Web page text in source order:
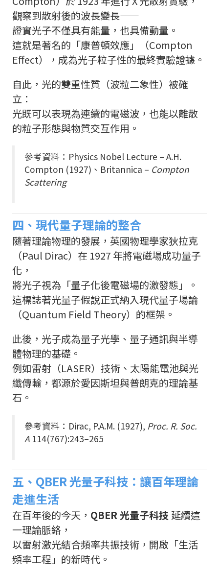
觀察到散射後的波長變長——
證實光子不僅具有能量，也具備動量。
這就是著名的「康普頓效應」（Compton
Effect），成為光子粒子性的最終實驗證據。
自此，光的雙重性質（波粒二象性）被確
立：
光既可以表現為連續的電磁波，也能以離散
的粒子形態與物質交互作用。
參考資料：Physics Nobel Lecture – A.H.
Compton (1927)、Britannica – Compton
Scattering
四、現代量子理論的整合
隨著理論物理的發展，英國物理學家狄拉克
（Paul Dirac）在 1927 年將電磁場成功量子
化，
將光子視為「量子化後電磁場的激發態」。
這標誌著光量子假說正式納入現代量子場論
（Quantum Field Theory）的框架。
此後，光子成為量子光學、量子通訊與半導
體物理的基礎。
例如雷射（LASER）技術、太陽能電池與光
纖傳輸，都源於愛因斯坦與普朗克的理論基
石。
參考資料：Dirac, P.A.M. (1927), Proc. R. Soc.
A 114(767):243–265
五、QBER 光量子科技：讓百年理論
走進生活
在百年後的今天， QBER 光量子科技 延續這
一理論脈絡，
以雷射激光結合頻率共振技術，開啟「生活
頻率工程」的新時代。